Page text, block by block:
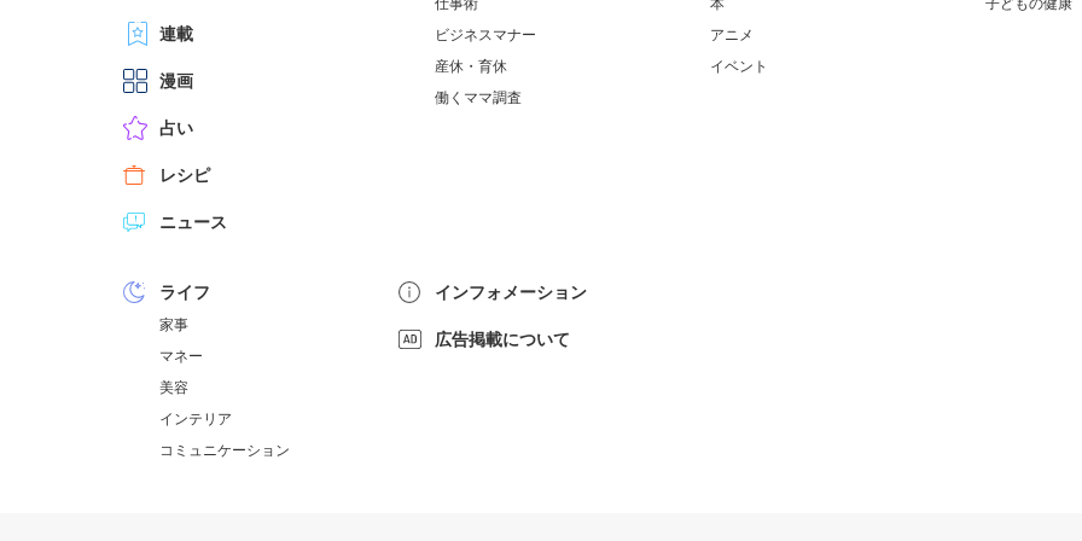
連載
漫画
占い
レシピ
ニュース
仕事術
ビジネスマナー
産休・育休
働くママ調査
本
アニメ
イベント
子どもの健康
ライフ
家事
マネー
美容
インテリア
コミュニケーション
インフォメーション
広告掲載について